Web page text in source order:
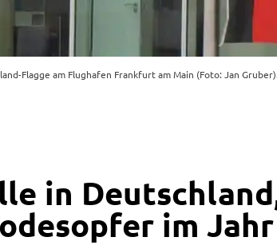
Flagge am Flughafen Frankfurt am Main (Foto: Jan Gruber).
in
im Jahr